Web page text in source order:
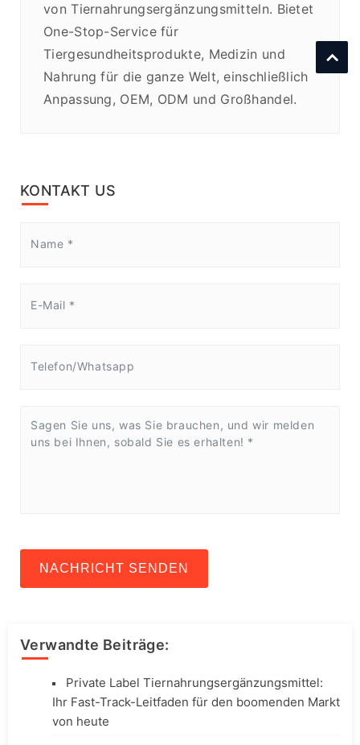
von Tiernahrungsergänzungsmitteln. Bietet
One-Stop-Service für
Tiergesundheitsprodukte, Medizin und
Nahrung für die ganze Welt, einschließlich
Anpassung, OEM, ODM und Großhandel.
KONTAKT US
NACHRICHT SENDEN
Verwandte Beiträge:
Private Label Tiernahrungsergänzungsmittel:
Ihr Fast-Track-Leitfaden für den boomenden Markt
von heute